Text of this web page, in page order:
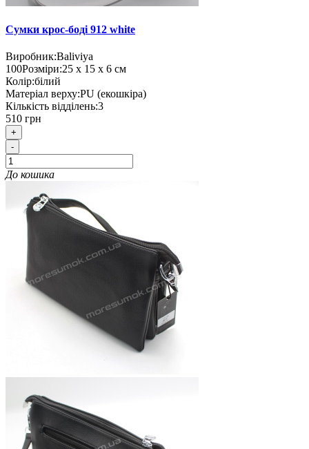
Сумки крос-боді 912 white
Виробник:Baliviya
100Розміри:25 х 15 х 6 см
Колір:білий
Матеріал верху:PU (екошкіра)
Кількість відділень:3
510 грн
+
-
До кошика